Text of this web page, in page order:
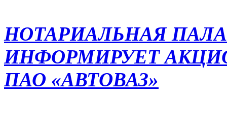
НОТАРИАЛЬНАЯ
ИНФОРМИРУЕТ
ПАО «АВТОВАЗ»